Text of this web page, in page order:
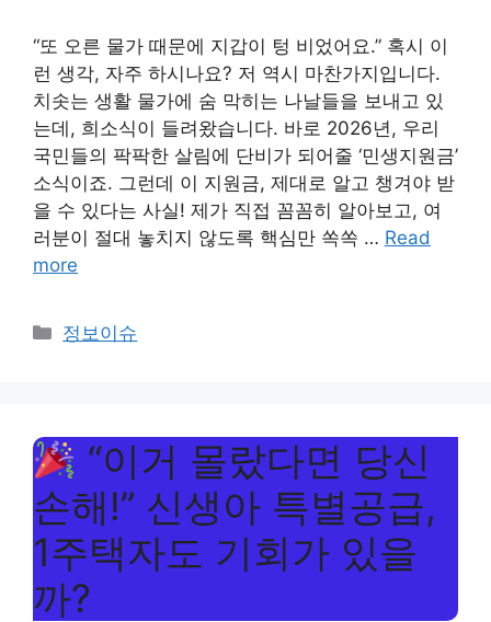
“또 오른 물가 때문에 지갑이 텅 비었어요.” 혹시 이
런 생각, 자주 하시나요? 저 역시 마찬가지입니다.
치솟는 생활 물가에 숨 막히는 나날들을 보내고 있
는데, 희소식이 들려왔습니다. 바로 2026년, 우리
국민들의 팍팍한 살림에 단비가 되어줄 ‘민생지원금’
소식이죠. 그런데 이 지원금, 제대로 알고 챙겨야 받
을 수 있다는 사실! 제가 직접 꼼꼼히 알아보고, 여
러분이 절대 놓치지 않도록 핵심만 쏙쏙 … Read
more
Categories
정보이슈
“이거 몰랐다면 당신
손해!” 신생아 특별공급,
1주택자도 기회가 있을
까?